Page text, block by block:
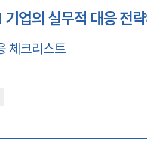
업의 실무적 대응 전략
체크리스트